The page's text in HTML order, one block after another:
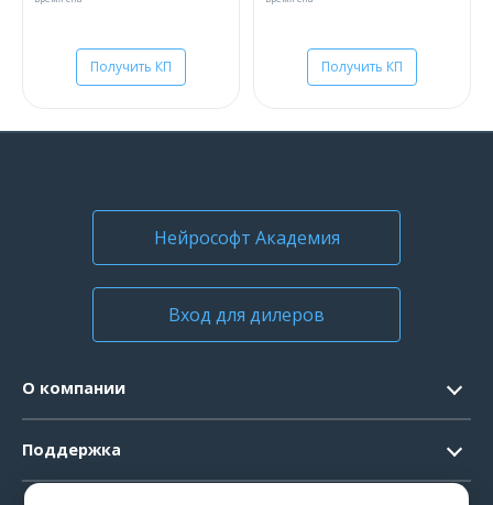
Получить КП Получить КП
Нейрософт Академия
Вход для дилеров
О компании
Официальные документы
Поддержка